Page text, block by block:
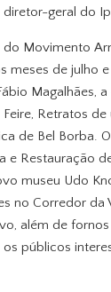
diretor-geral do
Movimento
meses de julho
Magalhães,
Retratos de
de Bel Borba.
e Restauração
museu Udo
no Corredor da
além de
públicos